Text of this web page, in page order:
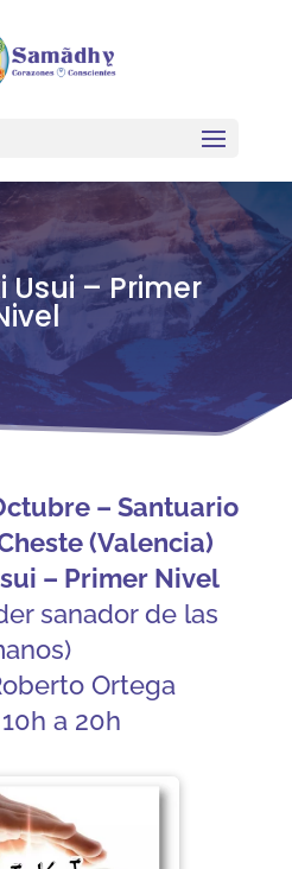
Usui – Primer
– Santuario
(Valencia)
– Primer Nivel
sanador de las
Ortega
a 20h